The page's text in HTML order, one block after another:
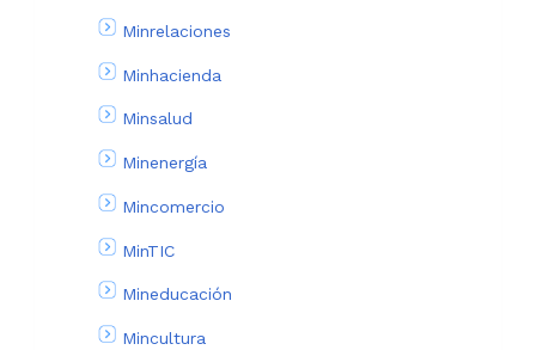
Minrelaciones
Minhacienda
Minsalud
Minenergía
Mincomercio
MinTIC
Mineducación
Mincultura